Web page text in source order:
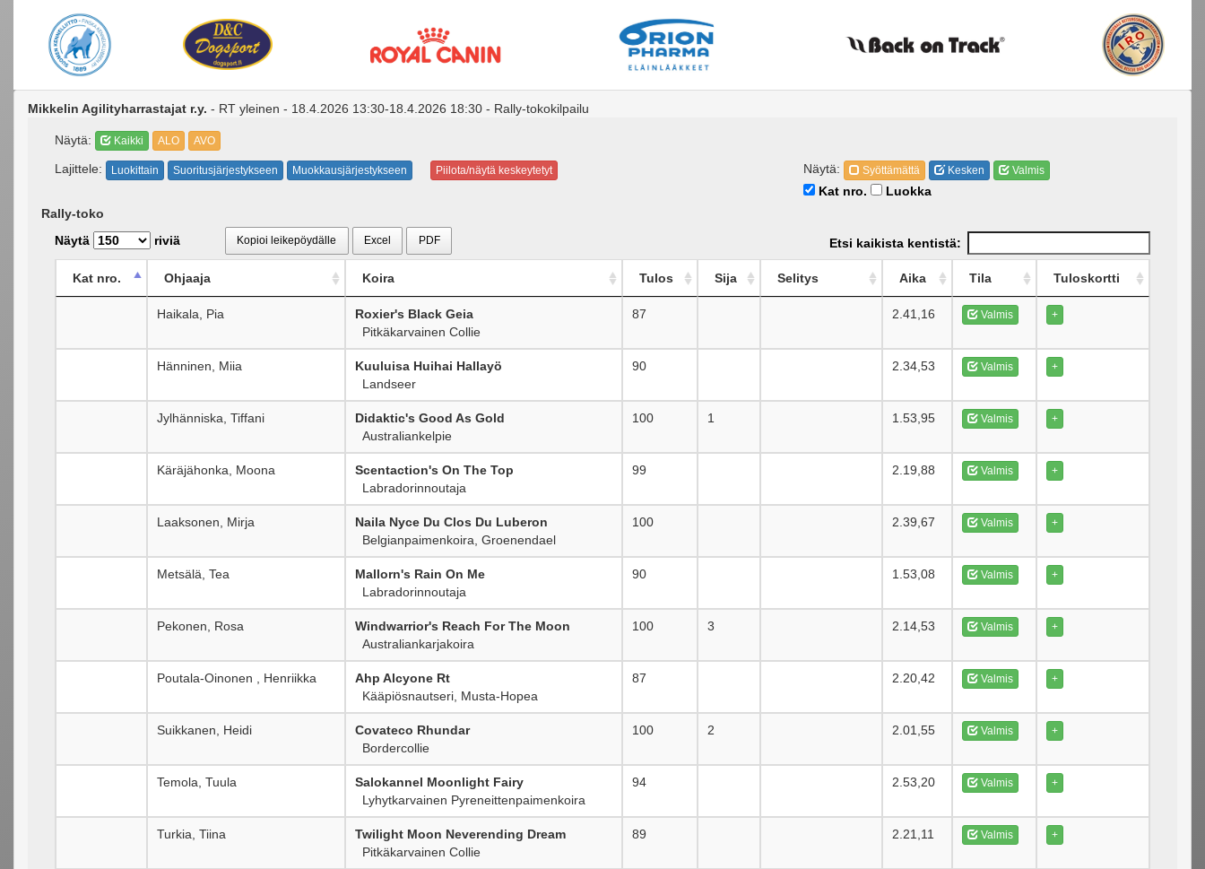
Mikkelin Agilityharrastajat r.y. - RT yleinen - 18.4.2026 13:30-18.4.2026 18:30 - Rally-tokokilpailu
Näytä: Kaikki ALO AVO
Lajittele: Luokittain Suoritusjärjestykseen Muokkausjärjestykseen Piilota/näytä keskeytetyt Näytä: Syöttämättä Kesken Valmis
Kat nro.
Luokka
Rally-toko
Näytä
riviä Kopioi leikepöydälle Excel PDF Etsi kaikista kentistä:
Kat nro. Ohjaaja Koira Tulos Sija Selitys Aika Tila Tuloskortti
Haikala, Pia
Roxier's Black Geia
Pitkäkarvainen Collie
87 2.41,16 Valmis +
Hänninen, Miia
Kuuluisa Huihai Hallayö
Landseer
90 2.34,53 Valmis +
Jylhänniska, Tiffani
Didaktic's Good As Gold
Australiankelpie
100 1 1.53,95 Valmis +
Käräjähonka, Moona
Scentaction's On The Top
Labradorinnoutaja
99 2.19,88 Valmis +
Laaksonen, Mirja
Naila Nyce Du Clos Du Luberon
Belgianpaimenkoira, Groenendael
100 2.39,67 Valmis +
Metsälä, Tea
Mallorn's Rain On Me
Labradorinnoutaja
90 1.53,08 Valmis +
Pekonen, Rosa
Windwarrior's Reach For The Moon
Australiankarjakoira
100 3 2.14,53 Valmis +
Poutala-Oinonen , Henriikka
Ahp Alcyone Rt
Kääpiösnautseri, Musta-Hopea
87 2.20,42 Valmis +
Suikkanen, Heidi
Covateco Rhundar
Bordercollie
100 2 2.01,55 Valmis +
Temola, Tuula
Salokannel Moonlight Fairy
Lyhytkarvainen Pyreneittenpaimenkoira
94 2.53,20 Valmis +
Turkia, Tiina
Twilight Moon Neverending Dream
Pitkäkarvainen Collie
89 2.21,11 Valmis +